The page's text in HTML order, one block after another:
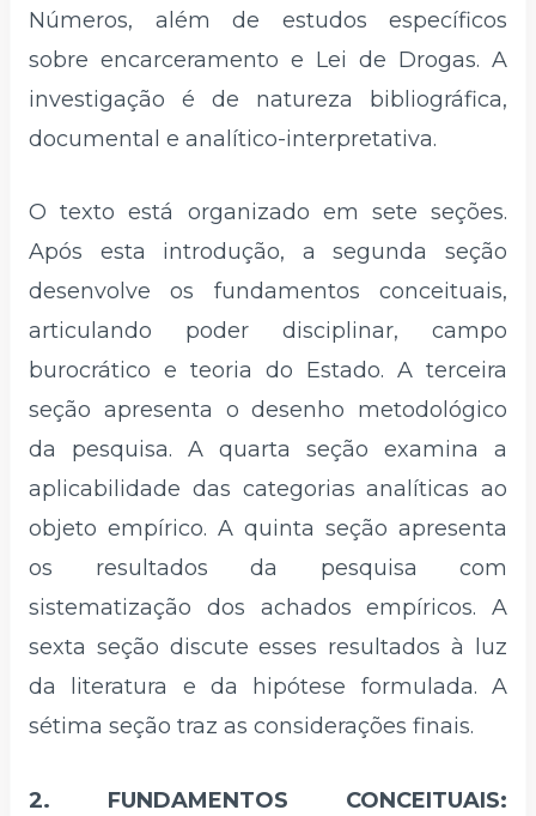
Números, além de estudos específicos
sobre encarceramento e Lei de Drogas. A
investigação é de natureza bibliográfica,
documental e analítico-interpretativa.
O texto está organizado em sete seções.
Após esta introdução, a segunda seção
desenvolve os fundamentos conceituais,
articulando poder disciplinar, campo
burocrático e teoria do Estado. A terceira
seção apresenta o desenho metodológico
da pesquisa. A quarta seção examina a
aplicabilidade das categorias analíticas ao
objeto empírico. A quinta seção apresenta
os resultados da pesquisa com
sistematização dos achados empíricos. A
sexta seção discute esses resultados à luz
da literatura e da hipótese formulada. A
sétima seção traz as considerações finais.
2. FUNDAMENTOS CONCEITUAIS: